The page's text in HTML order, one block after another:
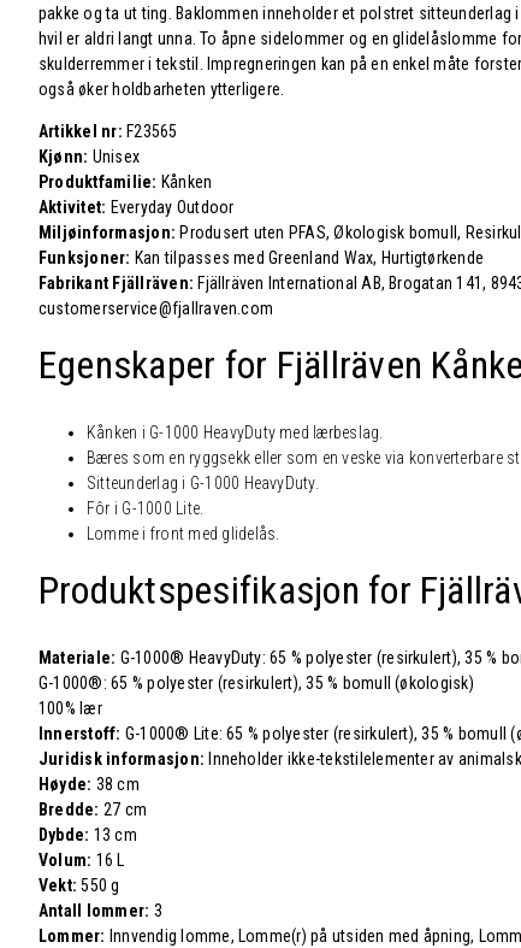
pakke og ta ut ting. Baklommen inneholder et polstret sitteunderlag i
hvil er aldri langt unna. To åpne sidelommer og en glidelåslomme
skulderremmer i tekstil. Impregneringen kan på en enkel måte
også øker holdbarheten ytterligere.
Artikkel nr: F23565
Kjønn: Unisex
Produktfamilie: Kånken
Aktivitet: Everyday Outdoor
Miljøinformasjon: Produsert uten PFAS, Økologisk bomull,
Funksjoner: Kan tilpasses med Greenland Wax, Hurtigtørkende
Fabrikant Fjällräven: Fjällräven International AB, Brogatan 141,
customerservice@fjallraven.com
Egenskaper for Fjällräven
Kånken i G-1000 HeavyDuty med lærbeslag.
Bæres som en ryggsekk eller som en veske via konverterbare
Sitteunderlag i G-1000 HeavyDuty.
Fôr i G-1000 Lite.
Lomme i front med glidelås.
Produktspesifikasjon for
Materiale: G-1000® HeavyDuty: 65 % polyester (resirkulert), 35 %
G-1000®: 65 % polyester (resirkulert), 35 % bomull (økologisk)
100% lær
Innerstoff: G-1000® Lite: 65 % polyester (resirkulert), 35 % bomull
Juridisk informasjon: Inneholder ikke-tekstilelementer av
Høyde: 38 cm
Bredde: 27 cm
Dybde: 13 cm
Volum: 16 L
Vekt:550 g
Antall lommer: 3
Lommer: Innvendig lomme, Lomme(r) på utsiden med åpning,